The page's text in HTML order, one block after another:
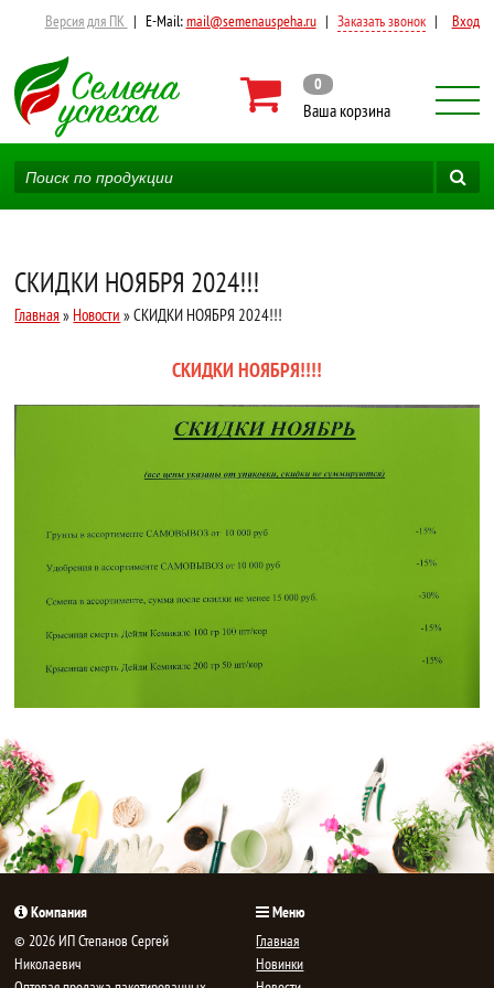
Версия для ПК | E-Mail:mail@semenauspeha.ru | Заказать звонок | Вход
0
Ваша корзина
СКИДКИ НОЯБРЯ 2024!!!
Главная » Новости » СКИДКИ НОЯБРЯ 2024!!!
СКИДКИ НОЯБРЯ!!!!
Компания
© 2026 ИП Степанов Сергей
Николаевич
Меню
Главная
Новинки